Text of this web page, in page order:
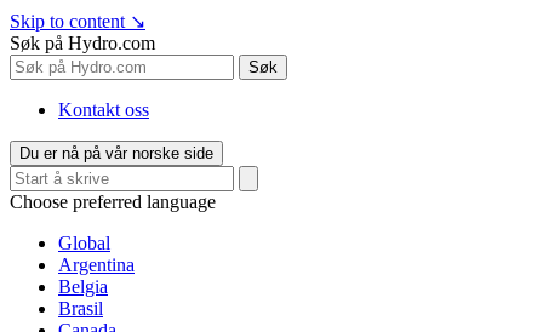
Skip to content ↘
Søk på Hydro.com
Søk
Kontakt oss
Du er nå på vår norske side
Choose preferred language
Global
Argentina
Belgia
Brasil